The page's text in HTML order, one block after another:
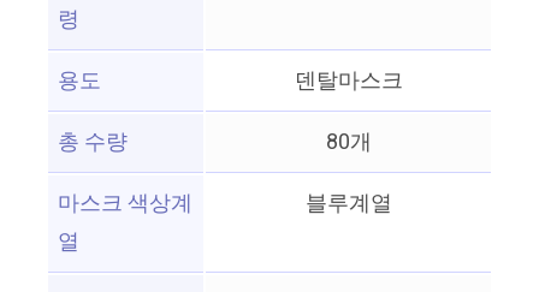
령
용도
덴탈마스크
총 수량
80개
마스크 색상계
열
블루계열